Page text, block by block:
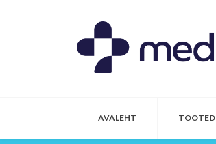
AVALEHT TOOTED